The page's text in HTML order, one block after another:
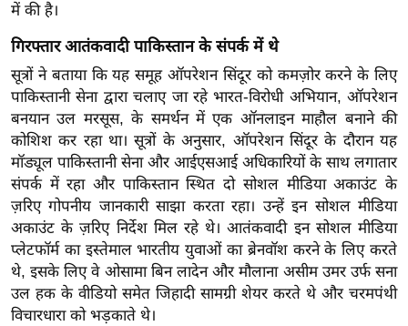
म
नो
रं
ज
न
ज
ग
त
बॉ
ली
वु
ड
हॉ
में की है।
गिरफ्तार आतंकवादी पाकिस्तान के संपर्क में थे
सूत्रों ने बताया कि यह समूह ऑपरेशन सिंदूर को कमज़ोर करने के लिए
पाकिस्तानी सेना द्वारा चलाए जा रहे भारत-विरोधी अभियान, ऑपरेशन
बनयान उल मरसूस, के समर्थन में एक ऑनलाइन माहौल बनाने की
कोशिश कर रहा था।सूत्रों के अनुसार, ऑपरेशन सिंदूर के दौरान यह
मॉड्यूल पाकिस्तानी सेना और आईएसआई अधिकारियों के साथ लगातार
संपर्क में रहा और पाकिस्तान स्थित दो सोशल मीडिया अकाउंट के
ज़रिए गोपनीय जानकारी साझा करता रहा। उन्हें इन सोशल मीडिया
अकाउंट के ज़रिए निर्देश मिल रहे थे। आतंकवादी इन सोशल मीडिया
प्लेटफॉर्म का इस्तेमाल भारतीय युवाओं का ब्रेनवॉश करने के लिए करते
थे, इसके लिए वे ओसामा बिन लादेन और मौलाना असीम उमर उर्फ सना
उल हक के वीडियो समेत जिहादी सामग्री शेयर करते थे और चरमपंथी
विचारधारा को भड़काते थे।